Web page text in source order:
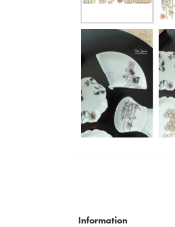
Information